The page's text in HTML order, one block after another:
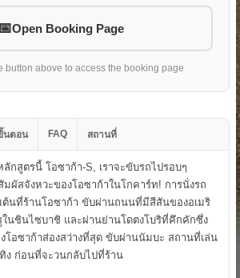
Open Booking Page
button above to access the booking page
นตอน FAQ สถานที่
กสูตรนี้ โอซาก้า-S, เราจะขับรถไปรอบๆ
ผัสจังหวะของโอซาก้าในโกคาร์ท! การนั่งรถ
มต้นที่ร้านโอซาก้า ขับผ่านถนนที่มีสีสันของอเมริ
นชินไซบาชิ และผ่านย่านโดตงโบริที่คึกคักซึ่ง
โอซาก้าส่องสว่างที่สุด ขับผ่านนัมบะ สถานที่เล่น
ง ก่อนที่จะวนกลับไปที่ร้าน